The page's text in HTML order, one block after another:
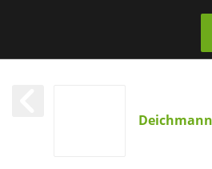
Deichmann